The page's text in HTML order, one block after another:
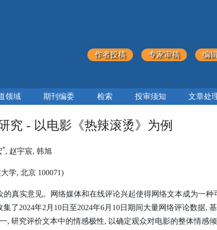
作者投稿 专家审稿 编
领域 期刊编委 检索 投审须知 文章处
究 - 以电影《热辣滚烫》为例
*, 赵宇宸, 韩旭
学, 北京 100071)
真实意见。网络媒体和在线评论兴起使得网络文本成为一种
2024年2月10日至2024年6月10日期间大量网络评论数据,
研究评价文本中的情感极性, 以确定观众对电影的整体情感